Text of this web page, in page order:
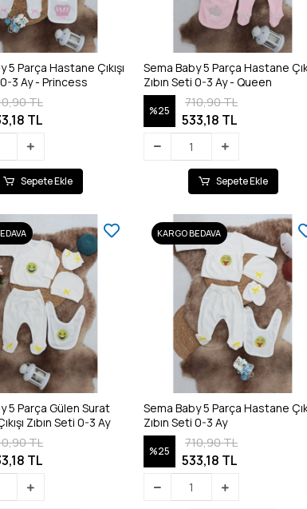
5 Parça Hastane Çıkışı
0-3 Ay - Princess
TL
TL
Sepete Ekle
Sema Baby 5 Parça Hastane
Zıbın Seti 0-3 Ay - Queen
%25
710,90 TL
533,18 TL
Sepete Ekle
5 Parça Gülen Surat
Zıbın Seti 0-3 Ay
TL
TL
KARGO BEDAVA
Sema Baby 5 Parça Hastane
Zıbın Seti 0-3 Ay
%25
710,90 TL
533,18 TL